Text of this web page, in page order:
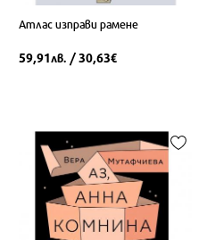
Атлас изправи рамене
59,91лв. / 30,63€